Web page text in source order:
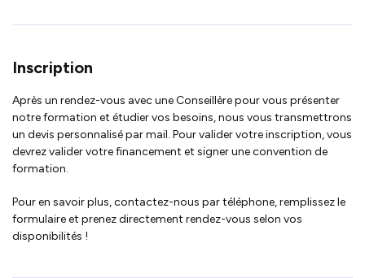
Inscription
Après un rendez-vous avec une Conseillère pour vous présenter
notre formation et étudier vos besoins, nous vous transmettrons
un devis personnalisé par mail. Pour valider votre inscription, vous
devrez valider votre financement et signer une convention de
formation.
Pour en savoir plus, contactez-nous par téléphone, remplissez le
formulaire et prenez directement rendez-vous selon vos
disponibilités !